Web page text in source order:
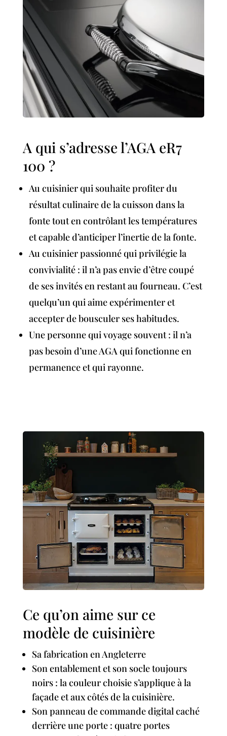
A qui s’adresse l’AGA eR7
100 ?
Au cuisinier qui souhaite profiter du
résultat culinaire de la cuisson dans la
fonte tout en contrôlant les températures
et capable d’anticiper l’inertie de la fonte.
Au cuisinier passionné qui privilégie la
convivialité : il n’a pas envie d’être coupé
de ses invités en restant au fourneau. C’est
quelqu’un qui aime expérimenter et
accepter de bousculer ses habitudes.
Une personne qui voyage souvent : il n’a
pas besoin d’une AGA qui fonctionne en
permanence et qui rayonne.
Ce qu’on aime sur ce
modèle de cuisinière
Sa fabrication en Angleterre
Son entablement et son socle toujours
noirs : la couleur choisie s’applique à la
façade et aux côtés de la cuisinière.
Son panneau de commande digital caché
derrière une porte : quatre portes